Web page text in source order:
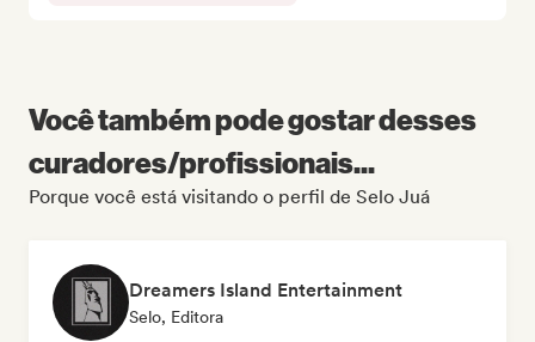
Você também pode gostar desses
curadores/profissionais...
Porque você está visitando o perfil de Selo Juá
Dreamers Island Entertainment
Selo, Editora